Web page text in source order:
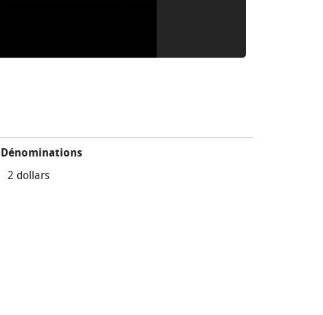
Dénominations
2 dollars